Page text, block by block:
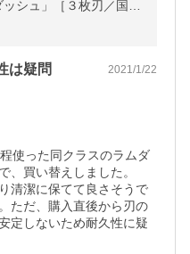
シュ」［３枚刃／国
‐ＬＴ７Ａ‐Ｓ シルバ
は疑問 2021/1/22
使った同クラスのラムダ
、買い替えしました。
清潔に保てて良さそうで
ただ、購入直後から刃の
定しないため耐久性に疑